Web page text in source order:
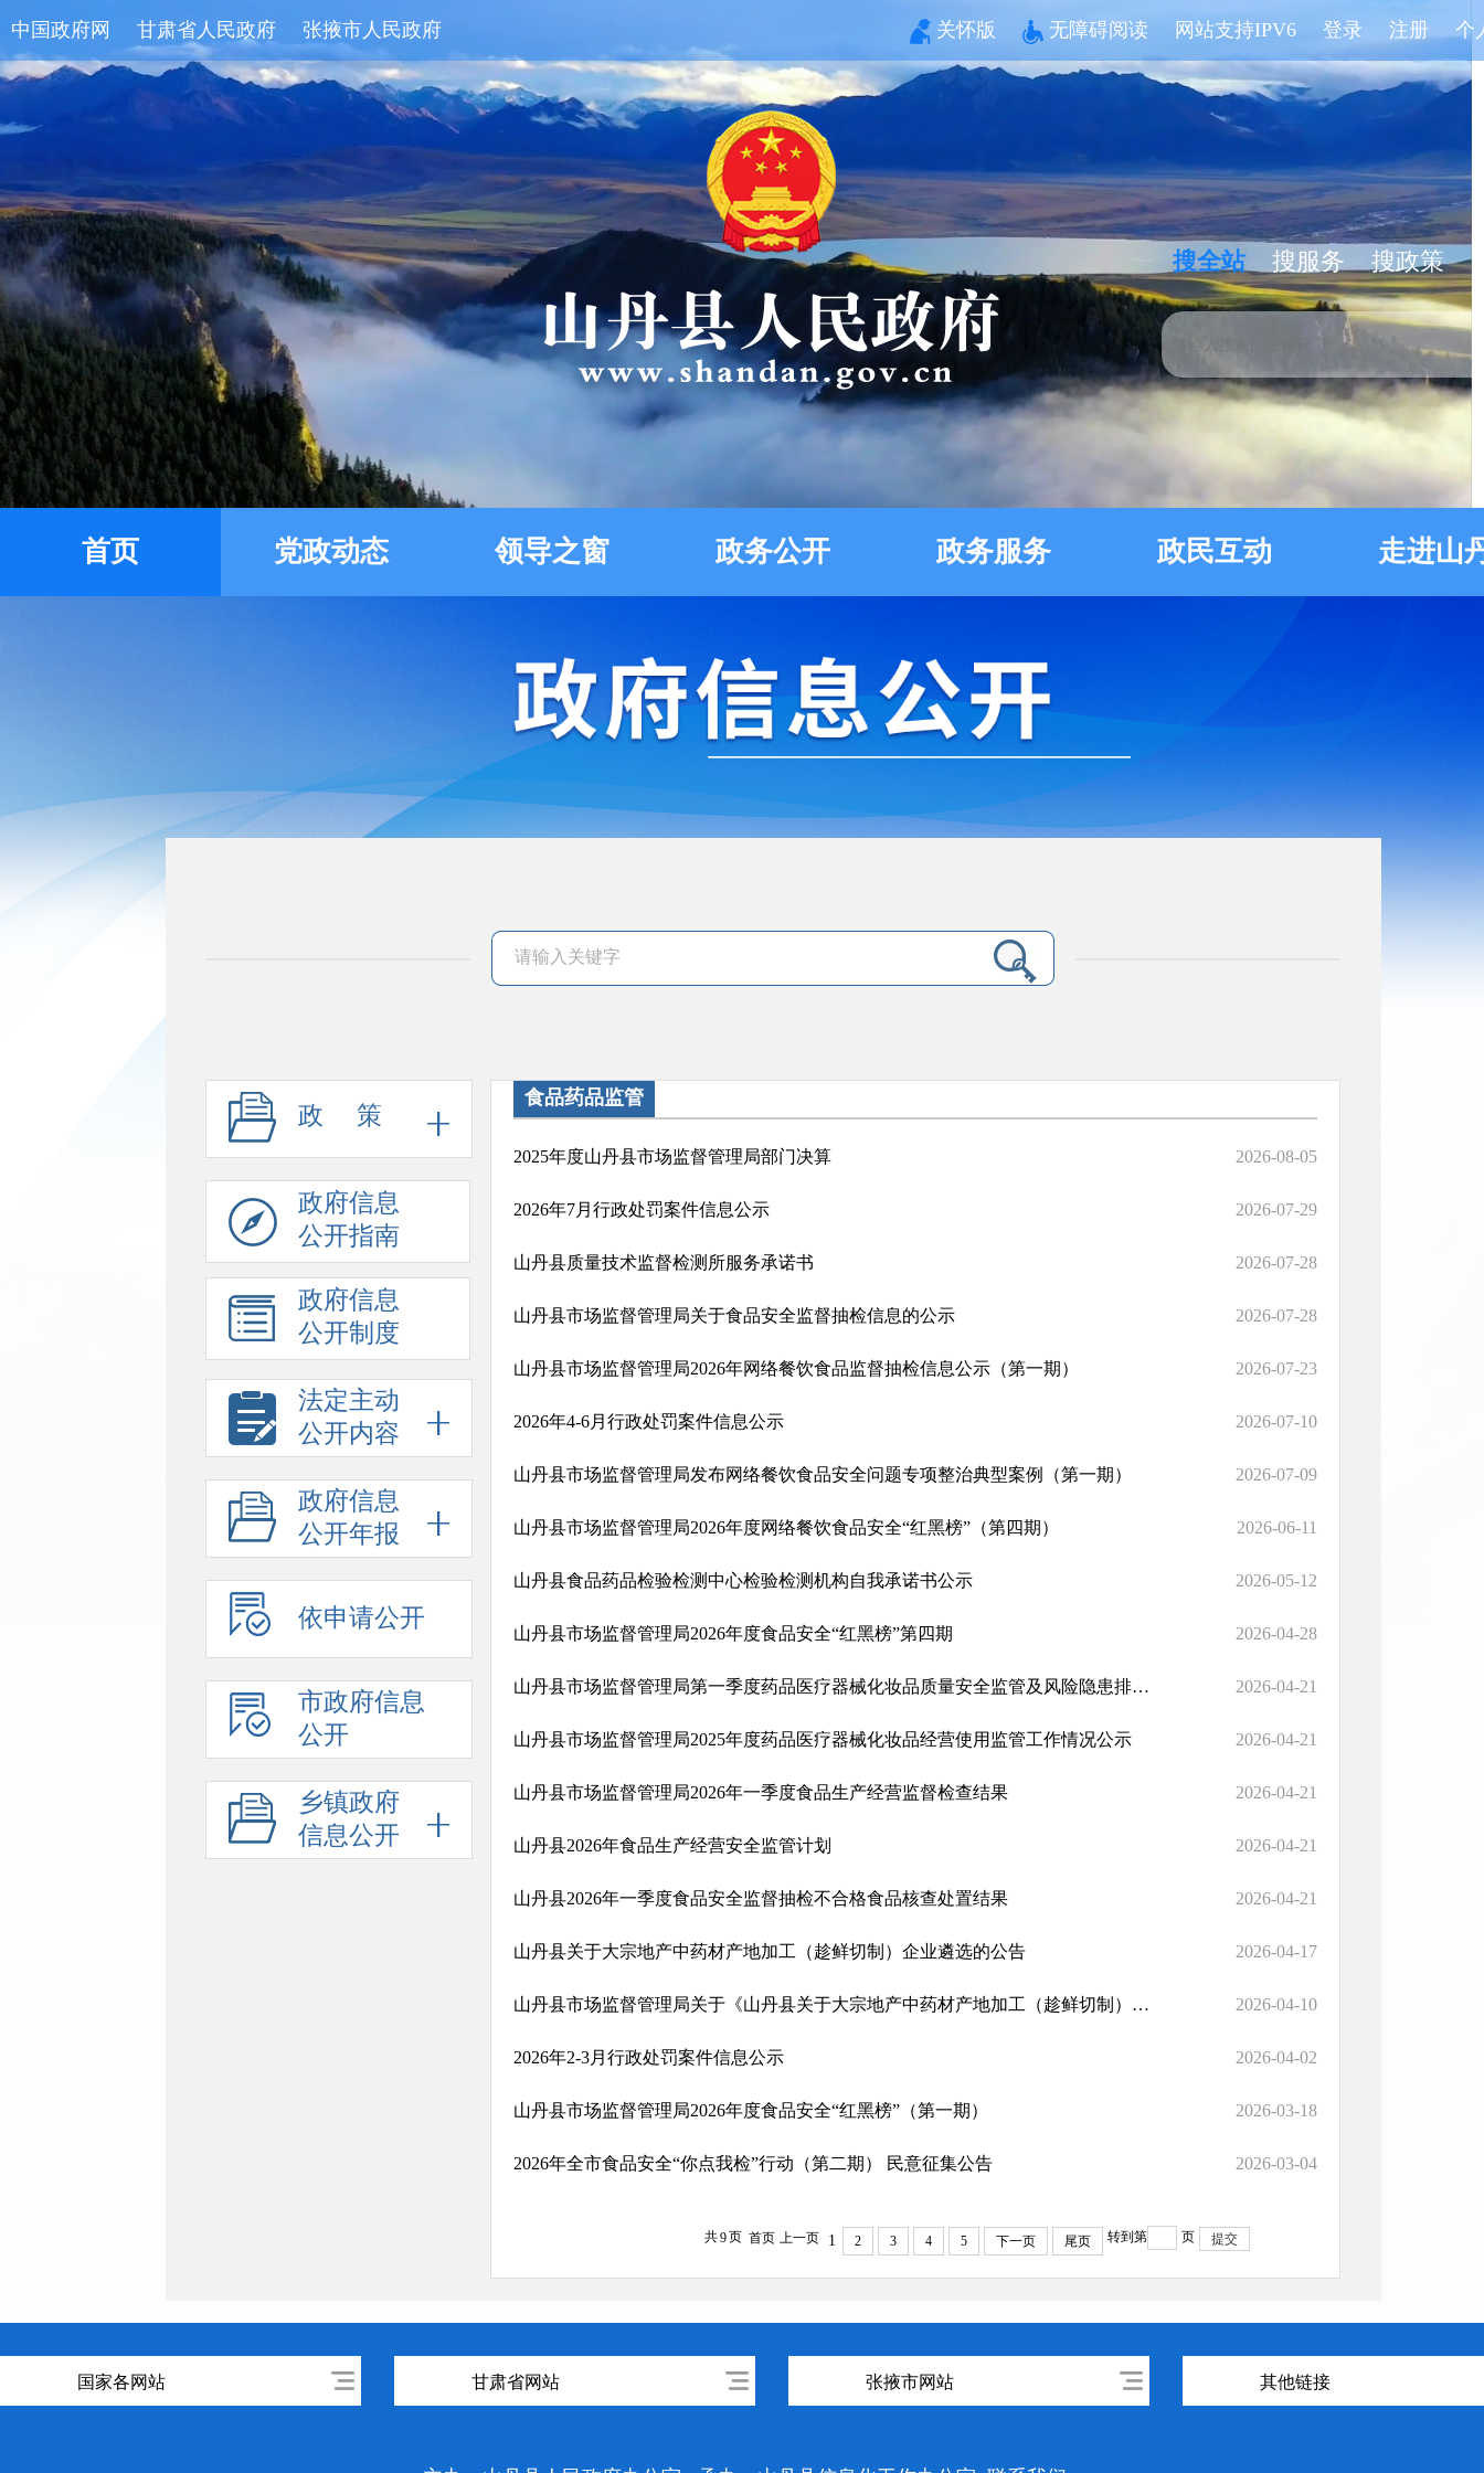
政 策
政府信息
公开指南
政府信息
公开制度
法定主动
公开内容
政府信息
公开年报
依申请公开
市政府信息
公开
乡镇政府
信息公开
食品药品监管
2025年度山丹县市场监督管理局部门决算 2026-08-05
2026年7月行政处罚案件信息公示 2026-07-29
山丹县质量技术监督检测所服务承诺书 2026-07-28
山丹县市场监督管理局关于食品安全监督抽检信息的公示 2026-07-28
山丹县市场监督管理局2026年网络餐饮食品监督抽检信息公示（第一期） 2026-07-23
2026年4-6月行政处罚案件信息公示 2026-07-10
山丹县市场监督管理局发布网络餐饮食品安全问题专项整治典型案例（第一期） 2026-07-09
山丹县市场监督管理局2026年度网络餐饮食品安全“红黑榜”（第四期） 2026-06-11
山丹县食品药品检验检测中心检验检测机构自我承诺书公示 2026-05-12
山丹县市场监督管理局2026年度食品安全“红黑榜”第四期 2026-04-28
山丹县市场监督管理局第一季度药品医疗器械化妆品质量安全监管及风险隐患排查处置工作开展情况 2026-04-21
山丹县市场监督管理局2025年度药品医疗器械化妆品经营使用监管工作情况公示 2026-04-21
山丹县市场监督管理局2026年一季度食品生产经营监督检查结果 2026-04-21
山丹县2026年食品生产经营安全监管计划 2026-04-21
山丹县2026年一季度食品安全监督抽检不合格食品核查处置结果 2026-04-21
山丹县关于大宗地产中药材产地加工（趁鲜切制）企业遴选的公告 2026-04-17
山丹县市场监督管理局关于《山丹县关于大宗地产中药材产地加工（趁鲜切制）加工企业遴选的公告》公平竞争审查征求意见的公告 2026-04-10
2026年2-3月行政处罚案件信息公示 2026-04-02
山丹县市场监督管理局2026年度食品安全“红黑榜”（第一期） 2026-03-18
2026年全市食品安全“你点我检”行动（第二期） 民意征集公告 2026-03-04
共9页 首页 上一页 1 2 3 4 5 下一页 尾页 转到第 页 提交